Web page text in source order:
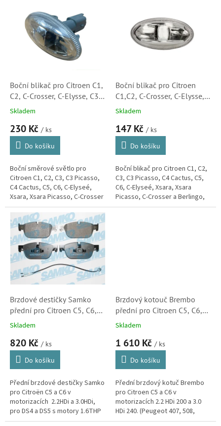
Boční blikač pro Citroen C1,
C2, C-Crosser, C-Elysse, C3,
C5, Xsara, Xsara Picasso
Skladem
230 Kč / ks
Do košíku
Boční směrové světlo pro
Citroen C1, C2, C3, C3 Picasso,
C4 Cactus, C5, C6, C-Elyseé,
Xsara, Xsara Picasso, C-Crosser
a Berlingo, Jumpy a
Spacetourer.
Boční blikač pro Citroen
C1,C2, C-Crosser, C-Elysse,
C3, C5, Xsara, Xsara Picasso
1647158)
Skladem
147 Kč / ks
Do košíku
Boční blikač pro Citroen C1, C2,
C3, C3 Picasso, C4 Cactus, C5,
C6, C-Elyseé, Xsara, Xsara
Picasso, C-Crosser a Berlingo,
Jumpy a Spacetourer.
Brzdové destičky Samko
přední pro Citroen C5, C6,
2.2HDi, 3.0HDi, DS4, DS5,
Skladem
820 Kč / ks
Do košíku
Přední brzdové destičky Samko
pro Citroën C5 a C6 v
motorizacích 2.2HDi a 3.0HDi,
pro DS4 a DS5 s motory 1.6THP
a 2.0HDi.
Brzdový kotouč Brembo
přední pro Citroen C5, C6,
2.2HDi 200, 3.0HDi 240
Skladem
1 610 Kč / ks
Do košíku
Přední brzdový kotuč Brembo
pro Citroen C5 a C6 v
motorizacích 2.2 HDi 200 a 3.0
HDi 240. (Peugeot 407, 508,
508SW)